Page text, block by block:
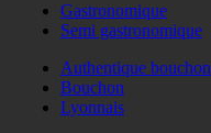
Gastronomique
Semi gastronomique
Authentique bouchon
Bouchon
Lyonnais